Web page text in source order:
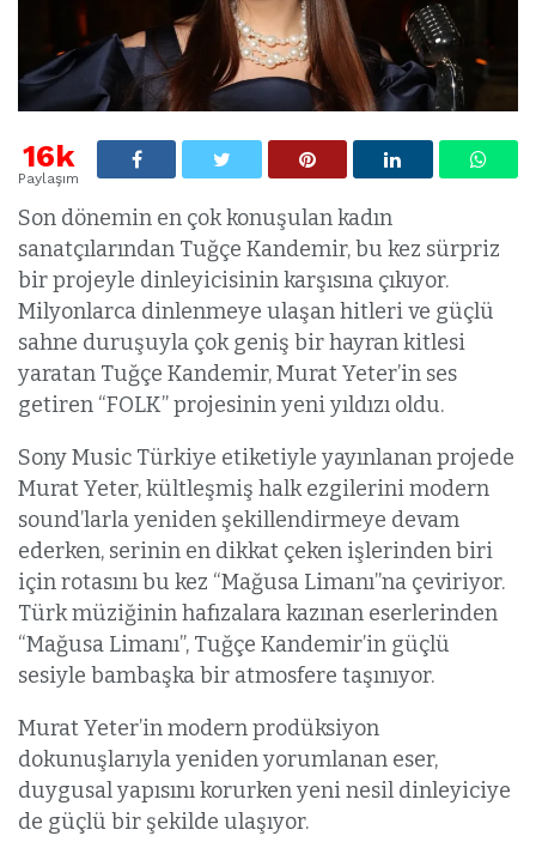
16k
Paylaşım
Son dönemin en çok konuşulan kadın
sanatçılarından Tuğçe Kandemir, bu kez sürpriz
bir projeyle dinleyicisinin karşısına çıkıyor.
Milyonlarca dinlenmeye ulaşan hitleri ve güçlü
sahne duruşuyla çok geniş bir hayran kitlesi
yaratan Tuğçe Kandemir, Murat Yeter’in ses
getiren “FOLK” projesinin yeni yıldızı oldu.
Sony Music Türkiye etiketiyle yayınlanan projede
Murat Yeter, kültleşmiş halk ezgilerini modern
sound’larla yeniden şekillendirmeye devam
ederken, serinin en dikkat çeken işlerinden biri
için rotasını bu kez “Mağusa Limanı”na çeviriyor.
Türk müziğinin hafızalara kazınan eserlerinden
“Mağusa Limanı”, Tuğçe Kandemir’in güçlü
sesiyle bambaşka bir atmosfere taşınıyor.
Murat Yeter’in modern prodüksiyon
dokunuşlarıyla yeniden yorumlanan eser,
duygusal yapısını korurken yeni nesil dinleyiciye
de güçlü bir şekilde ulaşıyor.